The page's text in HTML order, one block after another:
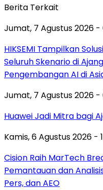
Berita Terkait
Jumat, 7 Agustus 2026 -
HIKSEMI Tampilkan
Seluruh Skenario di
Pengembangan AI di
Jumat, 7 Agustus 2026 -
Huawei Jadi Mitra bagi
Kamis, 6 Agustus 2026 -
Cision Raih MarTech
Pemantauan dan
Pers, dan AEO